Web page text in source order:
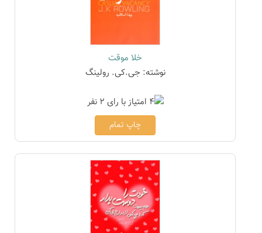
خلا موقت
نوشته: جی.کی. رولینگ
چاپ تمام